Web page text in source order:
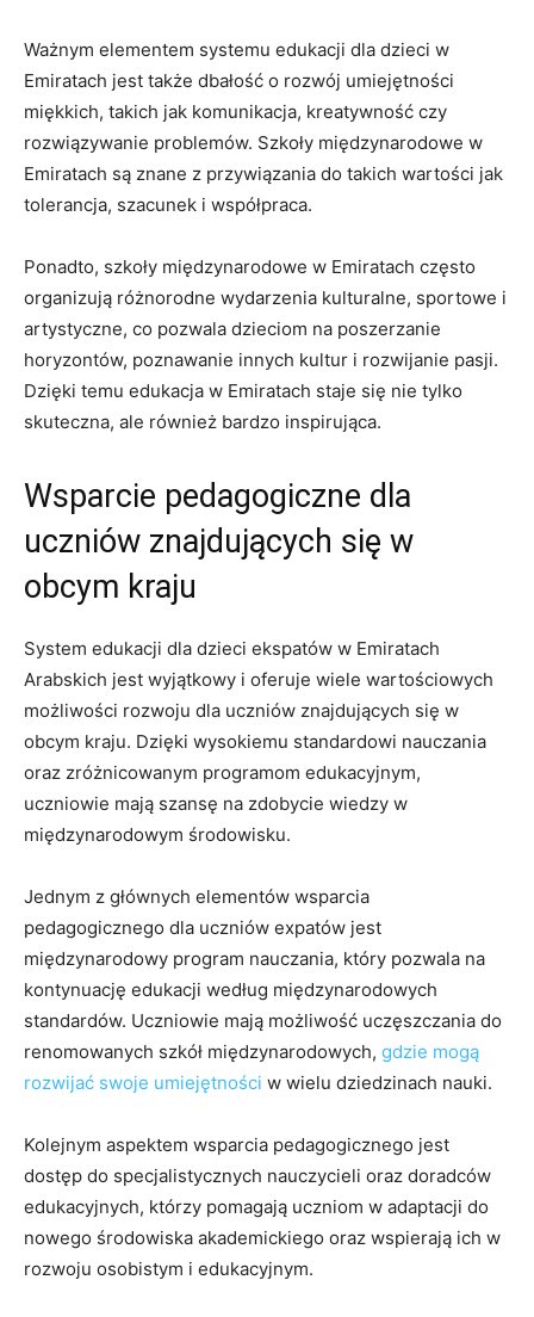
Ważnym elementem systemu edukacji dla dzieci w
Emiratach jest także dbałość o ‍rozwój‌ umiejętności
miękkich, takich jak⁤ komunikacja, kreatywność czy
rozwiązywanie problemów. Szkoły międzynarodowe​ w
Emiratach są znane‌ z przywiązania do takich wartości ‌jak
tolerancja, szacunek⁣ i współpraca.
Ponadto, szkoły międzynarodowe ‌w Emiratach często
organizują różnorodne wydarzenia ‍kulturalne, sportowe i
artystyczne, co pozwala dzieciom na poszerzanie
horyzontów, poznawanie innych kultur ‌i rozwijanie pasji.
Dzięki ⁤temu ‍edukacja w Emiratach staje się nie‌ tylko
skuteczna, ale również bardzo inspirująca.
Wsparcie pedagogiczne dla
uczniów znajdujących się ​w
obcym kraju
System edukacji dla dzieci ekspatów w ⁢Emiratach​
Arabskich jest wyjątkowy i oferuje wiele wartościowych
możliwości rozwoju dla uczniów znajdujących się w
obcym⁢ kraju. Dzięki wysokiemu⁤ standardowi nauczania
oraz zróżnicowanym programom ⁤edukacyjnym,
uczniowie mają​ szansę na zdobycie wiedzy w
międzynarodowym⁣ środowisku.
Jednym z ⁤głównych elementów wsparcia
pedagogicznego dla‍ uczniów expatów jest
międzynarodowy program​ nauczania, który pozwala na
⁢kontynuację edukacji według międzynarodowych
standardów. ⁢Uczniowie mają możliwość uczęszczania do
renomowanych szkół międzynarodowych, gdzie mogą
rozwijać swoje umiejętności w‌ wielu dziedzinach‌ nauki.
Kolejnym aspektem wsparcia pedagogicznego jest
dostęp do specjalistycznych nauczycieli oraz doradców
edukacyjnych, ⁣którzy ⁣pomagają uczniom w adaptacji do
nowego ​środowiska akademickiego ⁤oraz ⁤wspierają ich w
rozwoju osobistym ‌i edukacyjnym.